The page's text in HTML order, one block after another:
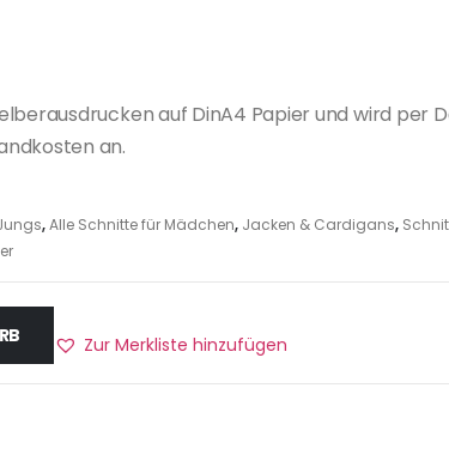
auf DinA4 Papier und wird per
an.
,Alle Schnitte für Mädchen, Jacken & Cardigans,
Zur Merkliste hinzufügen